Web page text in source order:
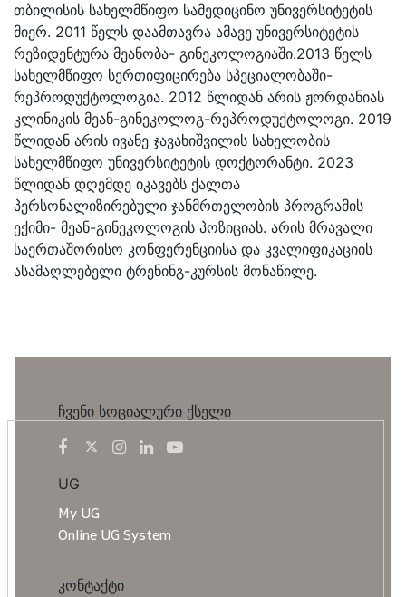
თბილისის სახელმწიფო სამედიცინო უნივერსიტეტის
მიერ. 2011 წელს დაამთავრა ამავე უნივერსიტეტის
რეზიდენტურა მეანობა- გინეკოლოგიაში.2013 წელს
სახელმწიფო სერთიფიცირება სპეციალობაში-
რეპროდუქტოლოგია. 2012 წლიდან არის ჟორდანიას
კლინიკის მეან-გინეკოლოგ-რეპროდუქტოლოგი. 2019
წლიდან არის ივანე ჯავახიშვილის სახელობის
სახელმწიფო უნივერსიტეტის დოქტორანტი. 2023
წლიდან დღემდე იკავებს ქალთა
პერსონალიზირებული ჯანმრთელობის პროგრამის
ექიმი- მეან-გინეკოლოგის პოზიციას. არის მრავალი
საერთაშორისო კონფერენციისა და კვალიფიკაციის
ასამაღლებელი ტრენინგ-კურსის მონაწილე.
ჩვენი სოციალური ქსელი
UG
My UG
Online UG System
კონტაქტი